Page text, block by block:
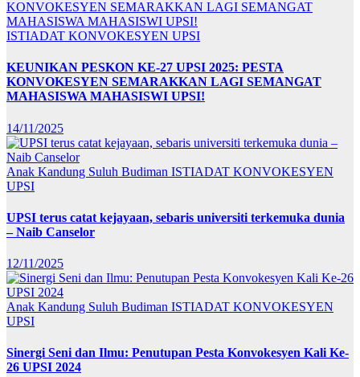
ISTIADAT KONVOKESYEN UPSI
KEUNIKAN PESKON KE-27 UPSI 2025: PESTA
KONVOKESYEN SEMARAKKAN LAGI SEMANGAT
MAHASISWA MAHASISWI UPSI!
14/11/2025
Anak Kandung Suluh Budiman ISTIADAT KONVOKESYEN
UPSI
UPSI terus catat kejayaan, sebaris universiti terkemuka dunia
– Naib Canselor
12/11/2025
Anak Kandung Suluh Budiman ISTIADAT KONVOKESYEN
UPSI
Sinergi Seni dan Ilmu: Penutupan Pesta Konvokesyen Kali Ke-
26 UPSI 2024